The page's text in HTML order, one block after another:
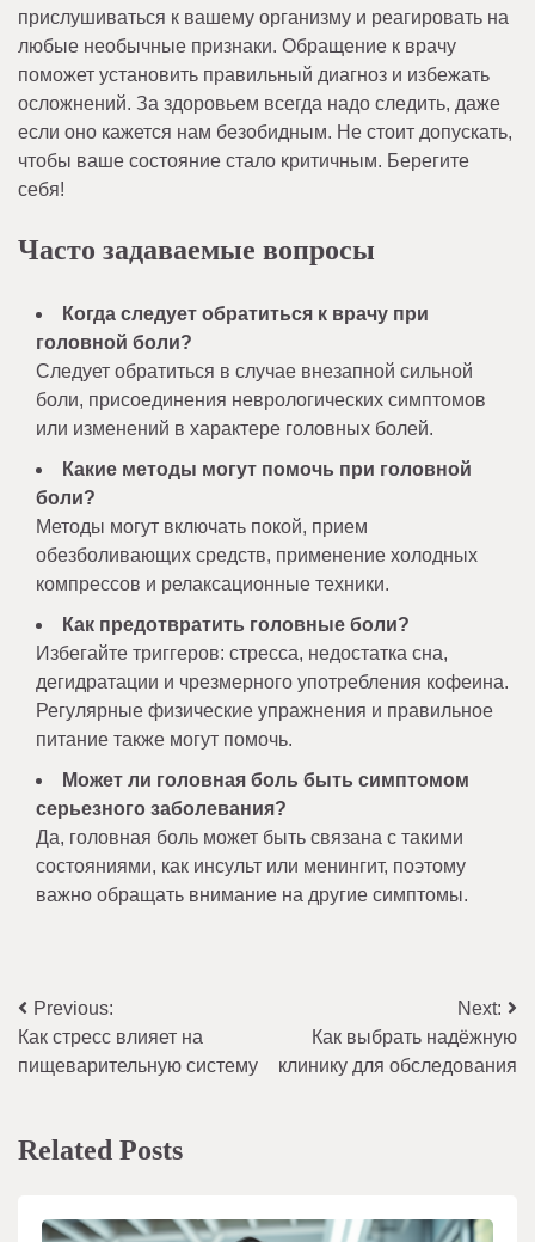
прислушиваться к вашему организму и реагировать на
любые необычные признаки. Обращение к врачу
поможет установить правильный диагноз и избежать
осложнений. За здоровьем всегда надо следить, даже
если оно кажется нам безобидным. Не стоит допускать,
чтобы ваше состояние стало критичным. Берегите
себя!
Часто задаваемые вопросы
Когда следует обратиться к врачу при
головной боли?
Следует обратиться в случае внезапной сильной
боли, присоединения неврологических симптомов
или изменений в характере головных болей.
Какие методы могут помочь при головной
боли?
Методы могут включать покой, прием
обезболивающих средств, применение холодных
компрессов и релаксационные техники.
Как предотвратить головные боли?
Избегайте триггеров: стресса, недостатка сна,
дегидратации и чрезмерного употребления кофеина.
Регулярные физические упражнения и правильное
питание также могут помочь.
Может ли головная боль быть симптомом
серьезного заболевания?
Да, головная боль может быть связана с такими
состояниями, как инсульт или менингит, поэтому
важно обращать внимание на другие симптомы.
Навигация
по
Previous:
Как стресс влияет на
пищеварительную систему
Next:
Как выбрать надёжную
клинику для обследования
Related Posts